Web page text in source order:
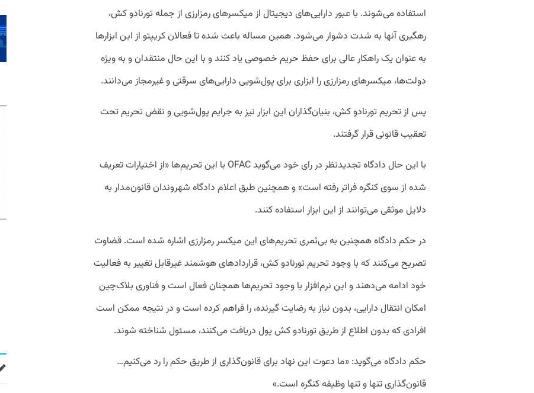
استفاده می‌شوند. با عبور دارایی‌های دیجیتال از میکسر‌های رمزارزی از جمله تورنادو کش،
رهگیری آنها به شدت دشوار می‌شود. همین مساله باعث شده تا فعالان کریپتو از این ابزارها
به عنوان یک راهکار عالی برای حفظ حریم خصوصی یاد کنند و با این حال منتقدان و به ویژه
دولت‌ها، میکسر‌های رمزارزی را ابزاری برای پول‌شویی دارایی‌های سرقتی و غیرمجاز می‌دانند.
پس از تحریم تورنادو کش، بنیان‌گذاران این ابزار نیز به جرایم پول‌شویی و نقض تحریم تحت
تعقیب قانونی قرار گرفتند.
با این حال دادگاه تجدید‌نظر در رای خود می‌گوید OFAC با این تحریم‌ها «از اختیارات تعریف
شده از سوی کنگره فراتر رفته است» و همچنین طبق اعلام دادگاه شهروندان قانون‌مدار به
دلایل موثقی می‌توانند از این ابزار استفاده کنند.
در حکم دادگاه همچنین به بی‌ثمری تحریم‌های این میکسر رمزارزی اشاره شده است. قضاوت
تصریح می‌کنند که با وجود تحریم تورنادو کش، قراردادهای هوشمند غیرقابل تغییر به فعالیت
خود ادامه می‌دهند و این نرم‌افزار با وجود تحریم‌ها همچنان فعال است و فناوری بلاک‌چین
امکان انتقال دارایی، بدون نیاز به رضایت گیرنده، را فراهم کرده است و در نتیجه ممکن است
افرادی که بدون اطلاع از طریق تورنادو کش پول دریافت می‌کنند، مسئول شناخته شوند.
حکم دادگاه می‌گوید: «ما دعوت این نهاد برای قانون‌گذاری از طریق حکم را رد می‌کنیم…
قانون‌گذاری تنها و تنها وظیفه کنگره است.»